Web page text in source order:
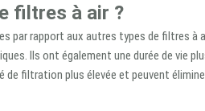
filtres à air ?
rapport aux autres types de filtres
Ils ont également une durée de
filtration plus élevée et peuvent